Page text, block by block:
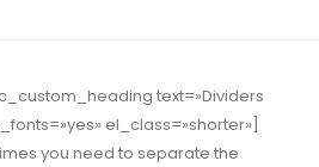
text=»Dividers
el_class=»shorter»]
you need to separate the